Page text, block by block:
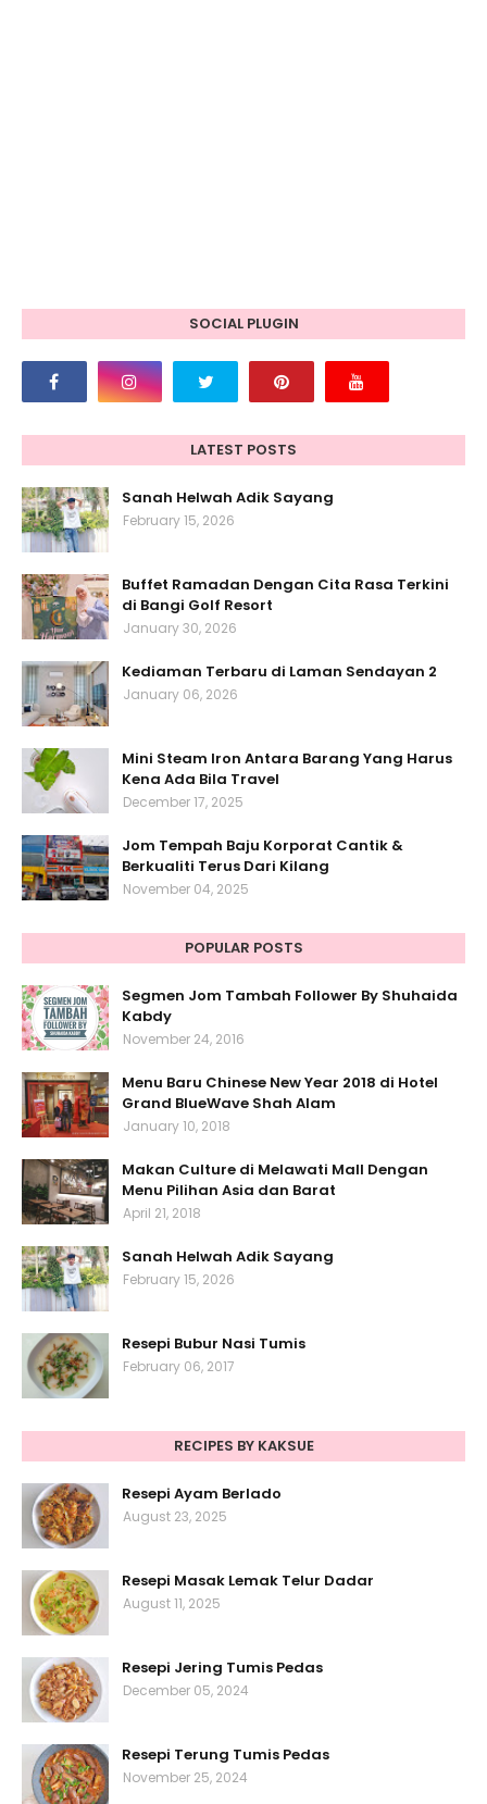
SOCIAL PLUGIN
LATEST POSTS
Sanah Helwah Adik Sayang
February 15, 2026
Buffet Ramadan Dengan Cita Rasa Terkini
di Bangi Golf Resort
January 30, 2026
Kediaman Terbaru di Laman Sendayan 2
January 06, 2026
Mini Steam Iron Antara Barang Yang Harus
Kena Ada Bila Travel
December 17, 2025
Jom Tempah Baju Korporat Cantik &
Berkualiti Terus Dari Kilang
November 04, 2025
POPULAR POSTS
Segmen Jom Tambah Follower By Shuhaida
Kabdy
November 24, 2016
Menu Baru Chinese New Year 2018 di Hotel
Grand BlueWave Shah Alam
January 10, 2018
Makan Culture di Melawati Mall Dengan
Menu Pilihan Asia dan Barat
April 21, 2018
Sanah Helwah Adik Sayang
February 15, 2026
Resepi Bubur Nasi Tumis
February 06, 2017
RECIPES BY KAKSUE
Resepi Ayam Berlado
August 23, 2025
Resepi Masak Lemak Telur Dadar
August 11, 2025
Resepi Jering Tumis Pedas
December 05, 2024
Resepi Terung Tumis Pedas
November 25, 2024